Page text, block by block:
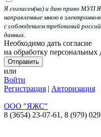
Я согласен(на) и даю право МУП
направленные мною в
с соблюдением требований
данных.
Необходимо дать согласие
на обработку персональных
или
Войти
Регистрация | Авторизация
ООО "ЯЖС"
8 (3654) 23-07-61, 8 (979)